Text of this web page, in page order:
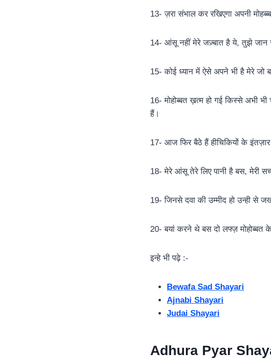
13- ज़रा संभाल कर रखिएगा अपनी
14- आंसू नहीं मेरे जज़्बात है ये, तुझे जान
15- कोई ध्यान में ऐसे अपने भी है मेरे
16- मोहोब्बत ख़त्म हो गई किस्से अभी
हैं।
17- आज फिर बैठे हैं हीचिकियों के
18- मेरे आंसू तेरे लिए पानी है बस, मेरी
19- जिनसे दवा की उम्मीद हो उन्ही से
20- बयां करने थे बस दो लफ्ज़ मोहोब्बत
इन्हे भी पढ़े :-
Bewafa Sad Shayari
Ajnabi Shayari
Judai Shayari
Adhura Pyar